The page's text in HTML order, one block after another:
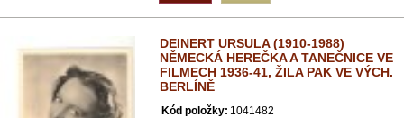
DEINERT URSULA (1910-1988)
NĚMECKÁ HEREČKA A TANEČNICE VE
FILMECH 1936-41, ŽILA PAK VE VÝCH.
BERLÍNĚ
Kód položky: 1041482